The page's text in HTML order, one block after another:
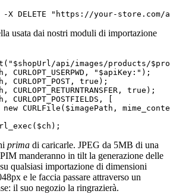
-X DELETE "https://your-store.com/
usata dai nostri moduli di importazione
( "$shopUrl/api/images/products/
, CURLOPT_USERPWD , "$apiKey:" ) ;
, CURLOPT_POST , true ) ;
, CURLOPT_RETURNTRANSFER , true ) ;
, CURLOPT_POSTFIELDS ,
new CURLFile ( $imagePath ,
( $ch ) ;
prima di caricarle. JPEG da 5MB di una
manderanno in tilt la generazione delle
qualsiasi importazione di dimensioni
e le faccia passare attraverso un
il suo negozio la ringrazierà.